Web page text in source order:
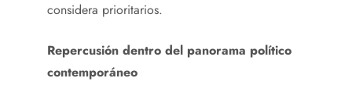
considera prioritarios.
Repercusión dentro del panorama político
contemporáneo